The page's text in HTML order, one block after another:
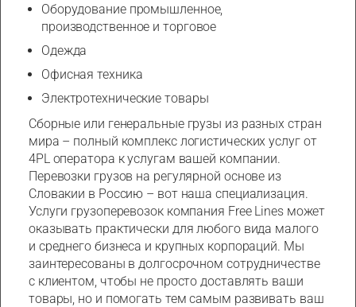
Оборудование промышленное,
производственное и торговое
Одежда
Офисная техника
Электротехнические товары
Сборные или генеральные грузы из разных стран
мира – полный комплекс логистических услуг от
4PL оператора к услугам вашей компании.
Перевозки грузов на регулярной основе из
Словакии в Россию – вот наша специализация.
Услуги грузоперевозок компания Free Lines может
оказывать практически для любого вида малого
и среднего бизнеса и крупных корпораций. Мы
заинтересованы в долгосрочном сотрудничестве
с клиентом, чтобы не просто доставлять ваши
товары, но и помогать тем самым развивать ваш